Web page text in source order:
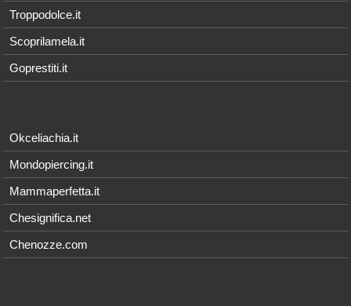
Troppodolce.it
Scoprilamela.it
Goprestiti.it
Okceliachia.it
Mondopiercing.it
Mammaperfetta.it
Chesignifica.net
Chenozze.com